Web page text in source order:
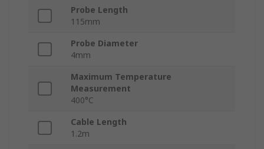
Probe Length
115mm
Probe Diameter
4mm
Maximum Temperature
Measurement
400°C
Cable Length
1.2m